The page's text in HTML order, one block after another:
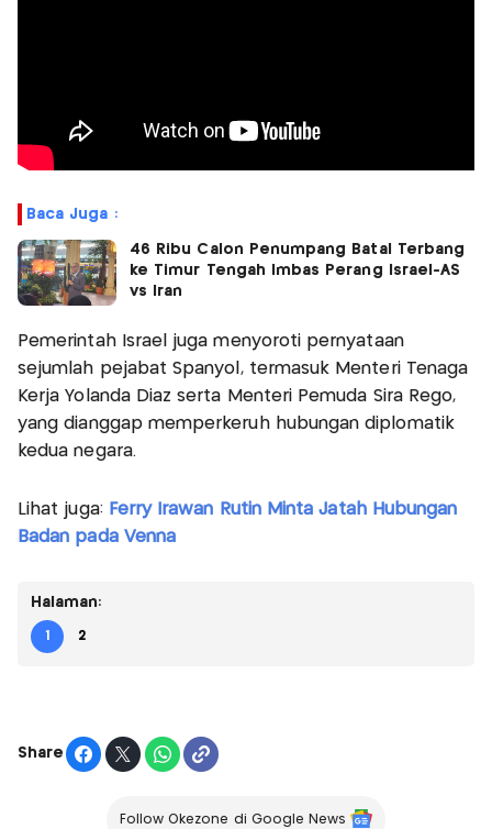
Baca Juga :
46 Ribu Calon Penumpang Batal Terbang
ke Timur Tengah Imbas Perang Israel-AS
vs Iran
Pemerintah Israel juga menyoroti pernyataan
sejumlah pejabat Spanyol, termasuk Menteri Tenaga
Kerja Yolanda Díaz serta Menteri Pemuda Sira Rego,
yang dianggap memperkeruh hubungan diplomatik
kedua negara.
Lihat juga: Ferry Irawan Rutin Minta Jatah Hubungan
Badan pada Venna
Halaman:
1 2
Share
Follow Okezone di Google News